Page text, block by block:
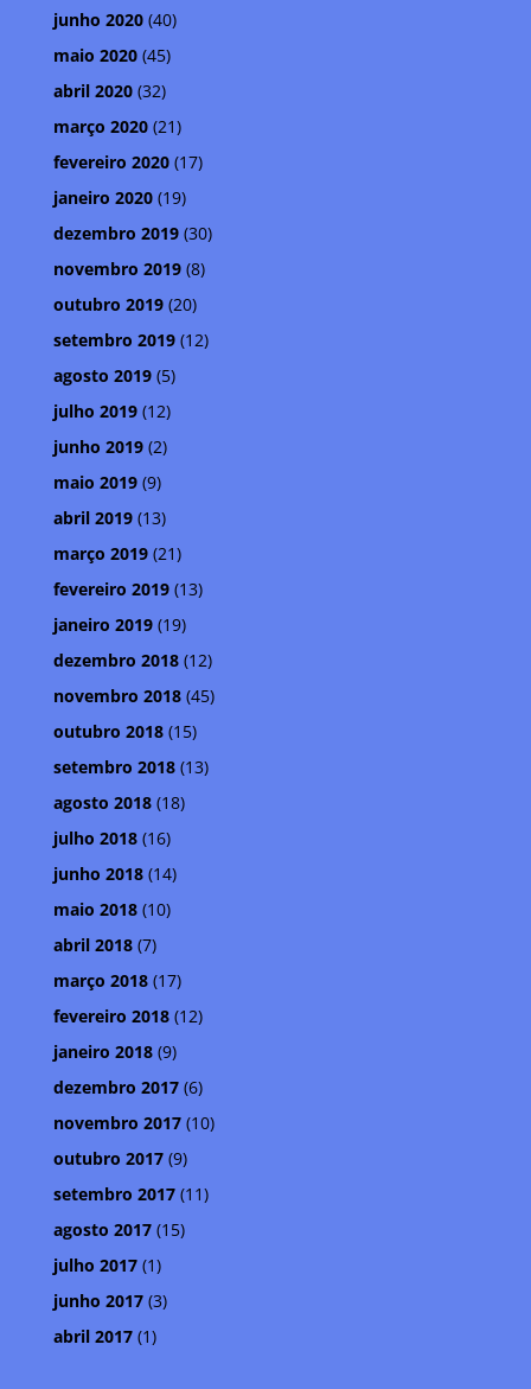
junho 2020(40)
maio 2020(45)
abril 2020(32)
março 2020(21)
fevereiro 2020(17)
janeiro 2020(19)
dezembro 2019(30)
novembro 2019(8)
outubro 2019(20)
setembro 2019(12)
agosto 2019(5)
julho 2019(12)
junho 2019(2)
maio 2019(9)
abril 2019(13)
março 2019(21)
fevereiro 2019(13)
janeiro 2019(19)
dezembro 2018(12)
novembro 2018(45)
outubro 2018(15)
setembro 2018(13)
agosto 2018(18)
julho 2018(16)
junho 2018(14)
maio 2018(10)
abril 2018(7)
março 2018(17)
fevereiro 2018(12)
janeiro 2018(9)
dezembro 2017(6)
novembro 2017(10)
outubro 2017(9)
setembro 2017(11)
agosto 2017(15)
julho 2017(1)
junho 2017(3)
abril 2017(1)